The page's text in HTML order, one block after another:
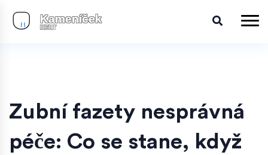
Zubní fazety nesprávná
péče: Co se stane, když